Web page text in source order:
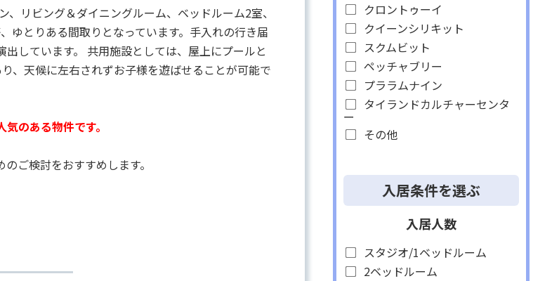
リビング＆ダイニングルーム、ベッドルーム2室、
ゆとりある間取りとなっています。手入れの行き届
しています。 共用施設としては、屋上にプールと
、天候に左右されずお子様を遊ばせることが可能で
のある物件です。
ご検討をおすすめします。
クロントゥーイ
クイーンシリキット
スクムビット
ペッチャブリー
プララムナイン
タイランドカルチャーセンタ
ー
その他
入居条件を選ぶ
入居人数
スタジオ/1ベッドルーム
2ベッドルーム